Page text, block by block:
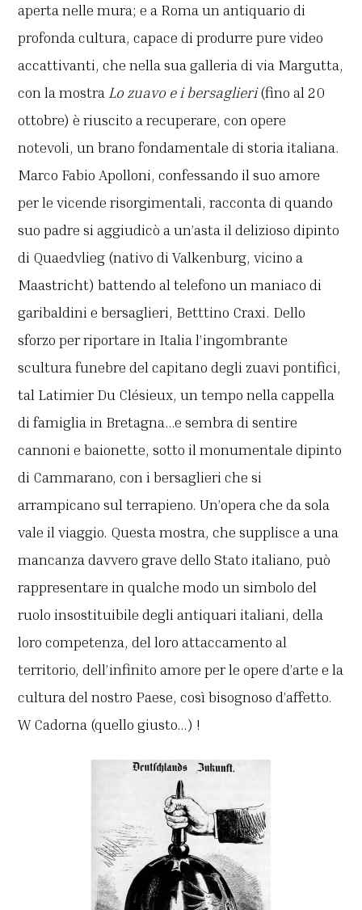
aperta nelle mura; e a Roma un antiquario di
profonda cultura, capace di produrre pure video
accattivanti, che nella sua galleria di via Margutta,
con la mostra Lo zuavo e i bersaglieri(fino al 20
ottobre) è riuscito a recuperare, con opere
notevoli, un brano fondamentale di storia italiana.
Marco Fabio Apolloni, confessando il suo amore
per le vicende risorgimentali, racconta di quando
suo padre si aggiudicò a un’asta il delizioso dipinto
di Quaedvlieg (nativo di Valkenburg, vicino a
Maastricht) battendo al telefono un maniaco di
garibaldini e bersaglieri, Betttino Craxi. Dello
sforzo per riportare in Italia l’ingombrante
scultura funebre del capitano degli zuavi pontifici,
tal Latimier Du Clésieux, un tempo nella cappella
di famiglia in Bretagna…e sembra di sentire
cannoni e baionette, sotto il monumentale dipinto
di Cammarano, con i bersaglieri che si
arrampicano sul terrapieno. Un’opera che da sola
vale il viaggio. Questa mostra, che supplisce a una
mancanza davvero grave dello Stato italiano, può
rappresentare in qualche modo un simbolo del
ruolo insostituibile degli antiquari italiani, della
loro competenza, del loro attaccamento al
territorio, dell’infinito amore per le opere d’arte e la
cultura del nostro Paese, così bisognoso d’affetto.
W Cadorna (quello giusto…) !